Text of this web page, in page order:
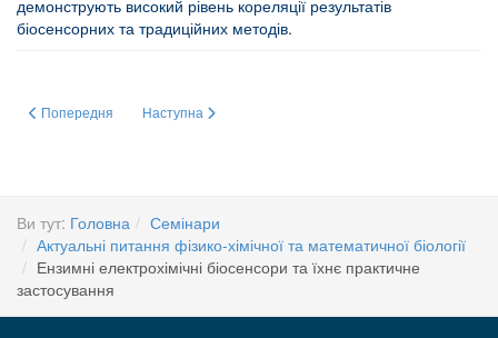
демонструють високий рівень кореляції результатів
біосенсорних та традиційних методів.
Попередня стаття: Академік НАН України, доктор біологічних наук,
Попередня Наступна стаття: Структурно-функціональні основи
Наступна
Ви тут: Головна
Семінари
Актуальні питання фізико-хімічної та математичної біології
Ензимні електрохімічні біосенсори та їхнє практичне
застосування